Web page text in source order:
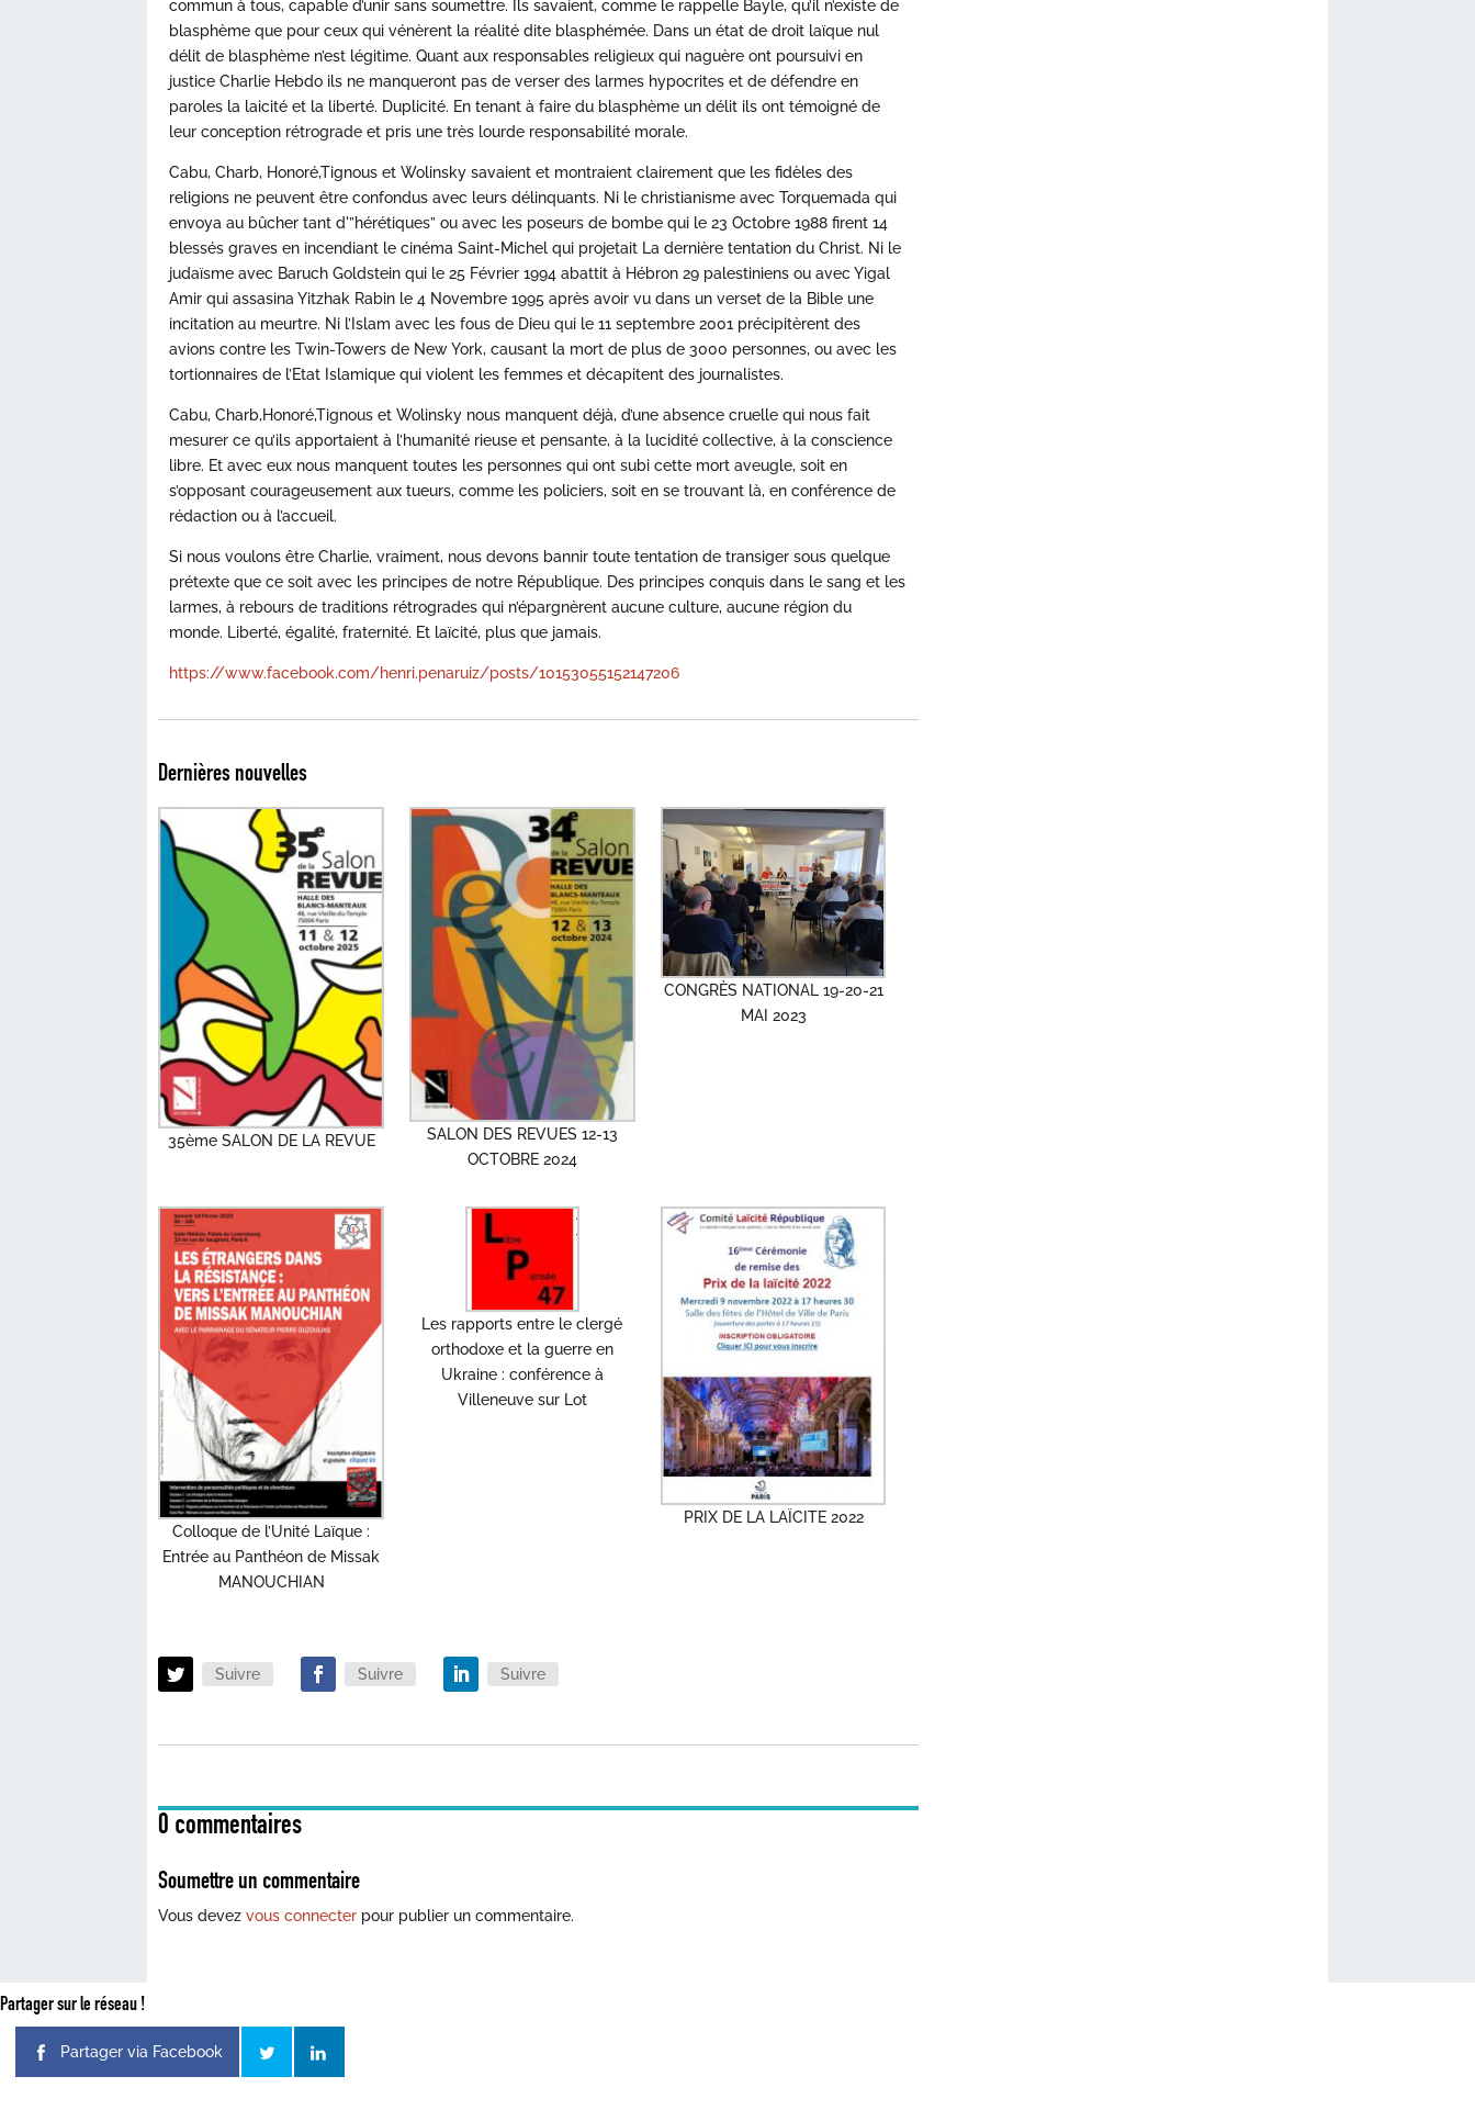
commun à tous, capable d’unir sans soumettre. Ils savaient, comme le rappelle Bayle, qu’il n’existe de
blasphème que pour ceux qui vénèrent la réalité dite blasphémée. Dans un état de droit laïque nul
délit de blasphème n’est légitime. Quant aux responsables religieux qui naguère ont poursuivi en
justice Charlie Hebdo ils ne manqueront pas de verser des larmes hypocrites et de défendre en
paroles la laicité et la liberté. Duplicité. En tenant à faire du blasphème un délit ils ont témoigné de
leur conception rétrograde et pris une très lourde responsabilité morale.
Cabu, Charb, Honoré,Tignous et Wolinsky savaient et montraient clairement que les fidèles des
religions ne peuvent être confondus avec leurs délinquants. Ni le christianisme avec Torquemada qui
envoya au bûcher tant d'”hérétiques” ou avec les poseurs de bombe qui le 23 Octobre 1988 firent 14
blessés graves en incendiant le cinéma Saint-Michel qui projetait La dernière tentation du Christ. Ni le
judaïsme avec Baruch Goldstein qui le 25 Février 1994 abattit à Hébron 29 palestiniens ou avec Yigal
Amir qui assasina Yitzhak Rabin le 4 Novembre 1995 après avoir vu dans un verset de la Bible une
incitation au meurtre. Ni l’Islam avec les fous de Dieu qui le 11 septembre 2001 précipitèrent des
avions contre les Twin-Towers de New York, causant la mort de plus de 3000 personnes, ou avec les
tortionnaires de l’Etat Islamique qui violent les femmes et décapitent des journalistes.
Cabu, Charb,Honoré,Tignous et Wolinsky nous manquent déjà, d’une absence cruelle qui nous fait
mesurer ce qu’ils apportaient à l’humanité rieuse et pensante, à la lucidité collective, à la conscience
libre. Et avec eux nous manquent toutes les personnes qui ont subi cette mort aveugle, soit en
s’opposant courageusement aux tueurs, comme les policiers, soit en se trouvant là, en conférence de
rédaction ou à l’accueil.
Si nous voulons être Charlie, vraiment, nous devons bannir toute tentation de transiger sous quelque
prétexte que ce soit avec les principes de notre République. Des principes conquis dans le sang et les
larmes, à rebours de traditions rétrogrades qui n’épargnèrent aucune culture, aucune région du
monde. Liberté, égalité, fraternité. Et laïcité, plus que jamais.
https://www.facebook.com/henri.penaruiz/posts/10153055152147206
Dernières nouvelles
35ème SALON DE LA REVUE
SALON DES REVUES 12-13
OCTOBRE 2024
CONGRÈS NATIONAL 19-20-21
MAI 2023
Colloque de l’Unité Laïque :
Entrée au Panthéon de Missak
MANOUCHIAN
Les rapports entre le clergé
orthodoxe et la guerre en
Ukraine : conférence à
Villeneuve sur Lot
PRIX DE LA LAÏCITE 2022
Suivre Suivre Suivre
0 commentaires
Soumettre un commentaire
Vous devezvous connecter pour publier un commentaire.
Partager sur le réseau !
Partager via Facebook